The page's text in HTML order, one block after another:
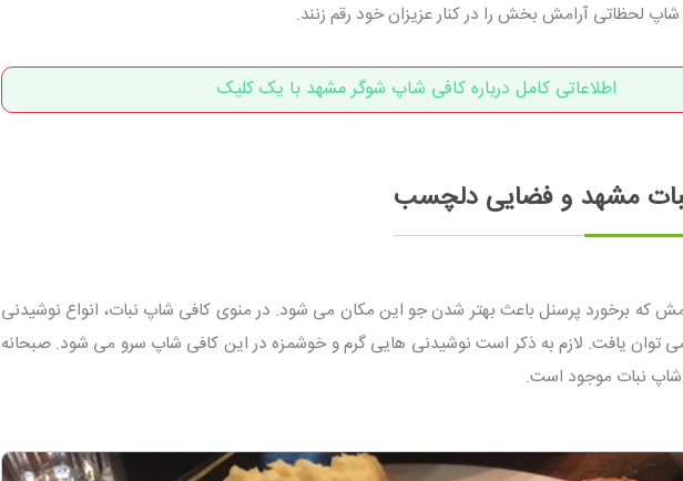
شاپ لحظاتی آرامش بخش را در کنار عزیزان خود رقم زنند.
اطلاعاتی کامل درباره کافی شاپ شوگر مشهد با یک کلیک
مشهد و فضایی دلچسب
که برخورد پرسنل باعث بهتر شدن جو این مکان می شود. در منوی کافی شاپ نبات، انواع نوشیدنی
توان یافت. لازم به ذکر است نوشیدنی هایی گرم و خوشمزه در این کافی شاپ سرو می شود. صبحانه
نبات موجود است.